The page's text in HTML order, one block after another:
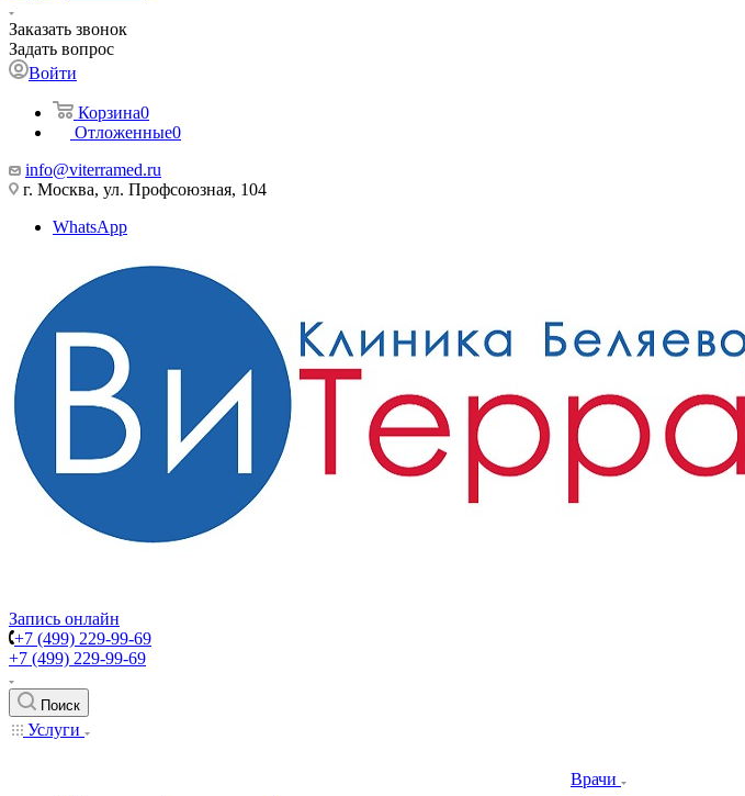
Заказать звонок
Задать вопрос
Войти
Корзина0
Отложенные0
info@viterramed.ru
г. Москва, ул. Профсоюзная, 104
WhatsApp
Запись онлайн
+7 (499) 229-99-69
+7 (499) 229-99-69
Поиск
Услуги
Врачи